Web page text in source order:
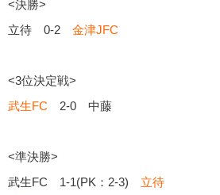
<決勝>
立待 0-2 金津JFC
<3位決定戦>
武生FC 2-0 中藤
<準決勝>
武生FC 1-1(PK：2-3) 立待